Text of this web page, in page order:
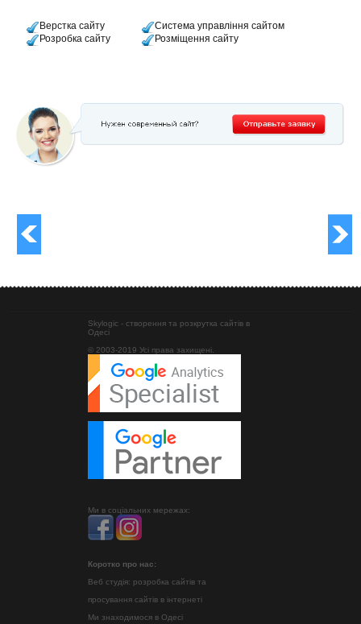
Верстка сайту
Розробка сайту
Система управління сайтом
Розміщення сайту
Skylogic - створення та розкрутка сайтів в
Одесі
© 2003-2019 Усі права захищені.
Ми в соціальних мережах:
Коротко про нас:
Веб студія: розробка сайтів та
просування сайтів в інтернеті
Ми знаходимося в Одесі